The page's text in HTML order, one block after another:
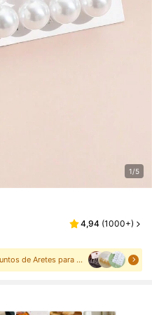
1/5
4,94 (1000+)
en Plateado Conjuntos de Aretes para Mujeres